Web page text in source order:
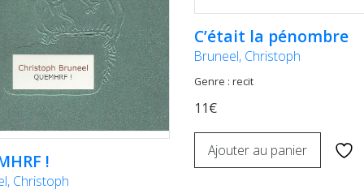
!
Christoph
C’était la pénombre
Bruneel, Christoph
Genre : recit
11€
Ajouter au panier